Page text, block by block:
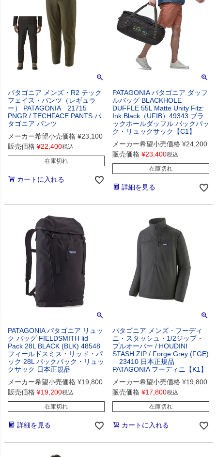
パタゴニア メンズ・R2 テック
フェイス・パンツ（レギュラ
ー） PATAGONIA 21715
PNGR / TECHFACE PANTS パ
タゴニア パンツ
メーカー希望小売価格 ¥23,100
販売価格 ¥22,400税込
在庫切れ
カートに入れる
PATAGONIA パタゴニア ダッフ
ルバッグ BLACKHOLE
DUFFLE 55L Matte Unity Fitz:
Ink Black（UFIB）49343 ブラ
ックホールダッフル バックパッ
ク・リュックサック【C1】
メーカー希望小売価格 ¥24,200
販売価格 ¥23,400税込
在庫切れ
詳細を見る
PATAGONIA パタゴニア リュッ
ク バッグ FIELDSMITH lid
Pack 28L BLACK (BLK) 48548
フィールドスミス・リッド・パ
ック 28L バックパック・リュッ
クサック 日本正規品
メーカー希望小売価格 ¥19,800
販売価格 ¥19,200税込
在庫切れ
詳細を見る
パタゴニア メンズ・フーディ
ニ・スタッシュ・1/2ジップ・
プルオーバー / HOUDINI
STASH ZIP / Forge Grey (FGE)
23410 日本正規品
PATAGONIA フーディニ【K1】
メーカー希望小売価格 ¥19,800
販売価格 ¥17,800税込
在庫切れ
カートに入れる